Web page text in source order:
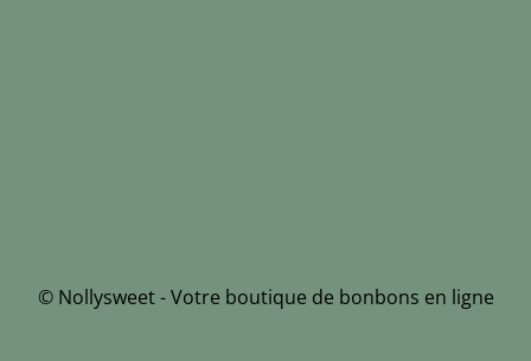
© Nollysweet - Votre boutique de bonbons en ligne